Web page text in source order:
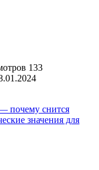
133
почему снится
значения для